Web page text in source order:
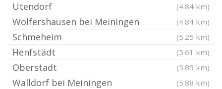
Utendorf (4.84 km)
Wölfershausen bei Meiningen (4.84 km)
Schmeheim (5.25 km)
Henfstädt (5.61 km)
Oberstadt (5.85 km)
Walldorf bei Meiningen (5.88 km)